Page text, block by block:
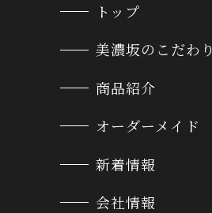
トップ
美濃坂のこだわり
商品紹介
オーダーメイド
新着情報
会社情報